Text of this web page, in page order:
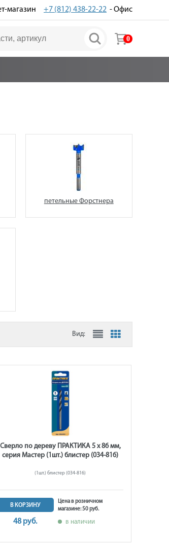
магазин +7 (812) 438-22-22 - Офис
0
петельные Форстнера
Вид:
Сверло по дереву ПРАКТИКА 5 х 86 мм,
серия Мастер (1шт.) блистер (034-816)
(1шт.) блистер (034-816)
В КОРЗИНУ
48 руб.
Цена в розничном
магазине: 50 руб.
в наличии